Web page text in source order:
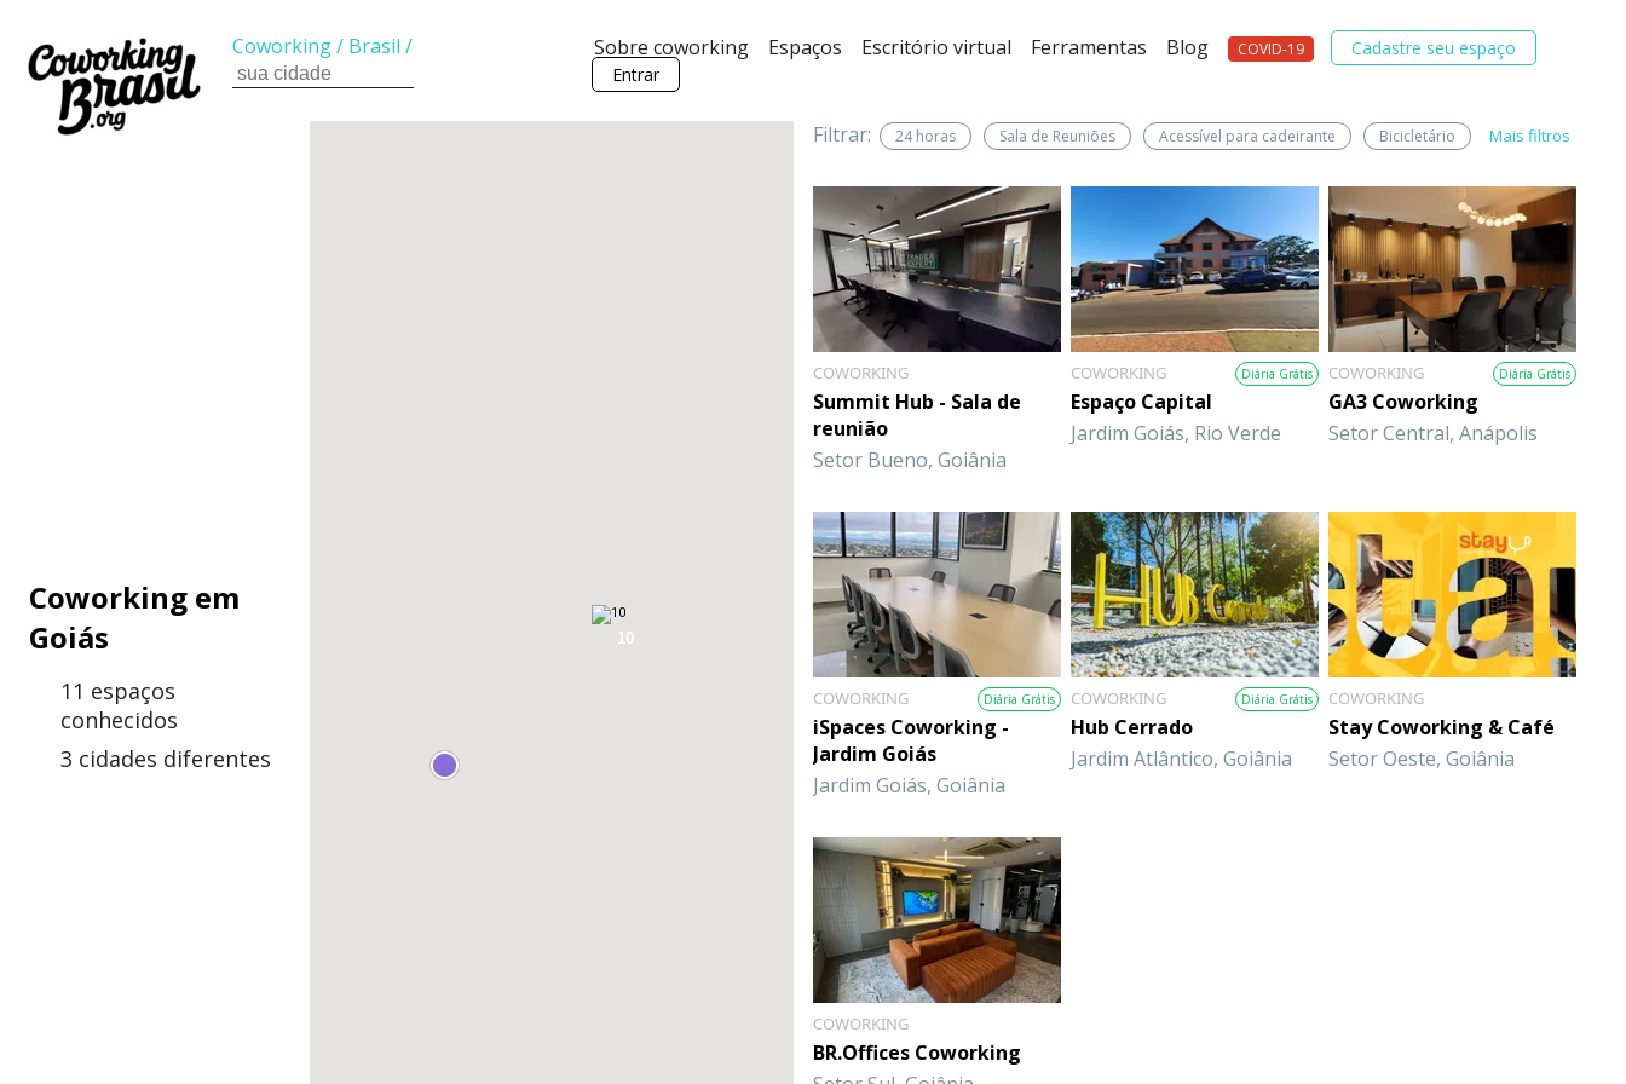
Sobre coworking Espaços Escritório virtual Ferramentas Blog COVID-19
Cadastre seu espaço
Entrar
Coworking/ Brasil /
Coworking em
Goiás
11 espaços
conhecidos
3 cidades diferentes
10
Filtrar: 24 horas Sala de Reuniões Acessível para cadeirante Bicicletário Mais filtros
COWORKING
Summit Hub - Sala de
reunião
Setor Bueno, Goiânia
COWORKING Diária Grátis
Espaço Capital
Jardim Goiás, Rio Verde
COWORKING Diária Grátis
GA3 Coworking
Setor Central, Anápolis
COWORKING Diária Grátis
iSpaces Coworking -
Jardim Goiás
Jardim Goiás, Goiânia
COWORKING Diária Grátis
Hub Cerrado
Jardim Atlântico, Goiânia
COWORKING
Stay Coworking & Café
Setor Oeste, Goiânia
COWORKING
BR.Offices Coworking